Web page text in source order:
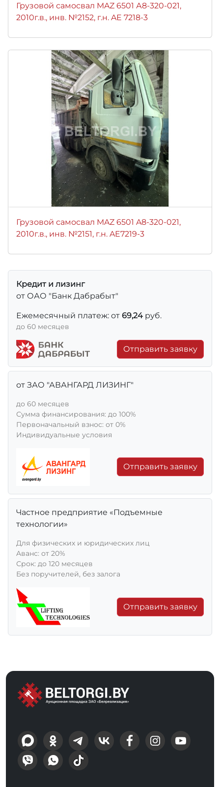
Грузовой самосвал MAZ 6501 А8-320-021,
2010г.в., инв. №2152, г.н. AE 7218-3
Грузовой самосвал MAZ 6501 A8-320-021,
2010г.в., инв. №2151, г.н. AE7219-3
Кредит и лизинг
от ОАО "Банк Дабрабыт"
Ежемесячный платеж: от 69,24 руб.
до 60 месяцев
Отправить заявку
от ЗАО "АВАНГАРД ЛИЗИНГ"
до 60 месяцев
Сумма финансирования: до 100%
Первоначальный взнос: от 0%
Индивидуальные условия
Отправить заявку
Частное предприятие «Подъемные
технологии»
Для физических и юридических лиц
Aванс: от 20%
Срок: до 120 месяцев
Без поручителей, без залога
Отправить заявку